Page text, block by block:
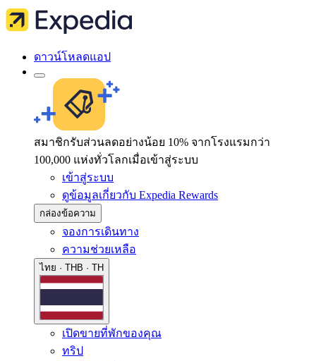
ดาวน์โหลดแอป
สมาชิกรับส่วนลดอย่างน้อย 10% จากโรงแรมกว่า
100,000 แห่งทั่วโลกเมื่อเข้าสู่ระบบ
เข้าสู่ระบบ
ดูข้อมูลเกี่ยวกับ Expedia Rewards
กล่องข้อความ
จองการเดินทาง
ความช่วยเหลือ
ไทย · THB · TH
เปิดขายที่พักของคุณ
ทริป